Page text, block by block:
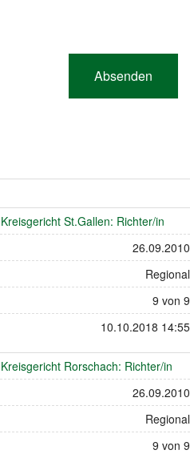
St.Gallen: Richter/in
26.09.2010
Regional
9 von 9
10.10.2018 14:55
Rorschach: Richter/in
26.09.2010
Regional
9 von 9